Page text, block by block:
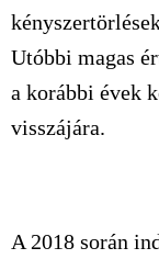
Utóbbi magas
a korábbi évek
visszájára.
A 2018 során